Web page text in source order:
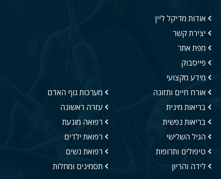
אודות מדיקל ליין
יצירת קשר
מפת אתר
פייסבוק
מידע מקצועי
אורח חיים ותזונה
בריאות מינית
בריאות נפשית
הגיל השלישי
טיפולים ותרופות
לידה והריון
מערכות גוף האדם
עזרה ראשונה
רפואה מונעת
רפואת ילדים
רפואת נשים
תסמינים ומחלות